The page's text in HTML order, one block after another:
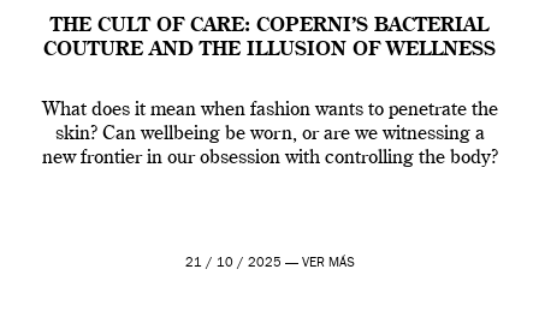
THE CULT OF CARE: COPERNI’S BACTERIAL
COUTURE AND THE ILLUSION OF WELLNESS
What does it mean when fashion wants to penetrate the
skin? Can wellbeing be worn, or are we witnessing a
new frontier in our obsession with controlling the body?
21 / 10 / 2025 — VER MÁS